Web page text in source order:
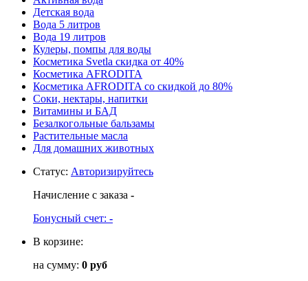
Детская вода
Вода 5 литров
Вода 19 литров
Кулеры, помпы для воды
Косметика Svetla скидка от 40%
Косметика AFRODITA
Косметика AFRODITA со скидкой до 80%
Соки, нектары, напитки
Витамины и БАД
Безалкогольные бальзамы
Растительные масла
Для домашних животных
Статус: Авторизируйтесь
Начисление с заказа -
Бонусный счет: -
В корзине:
на сумму: 0 руб